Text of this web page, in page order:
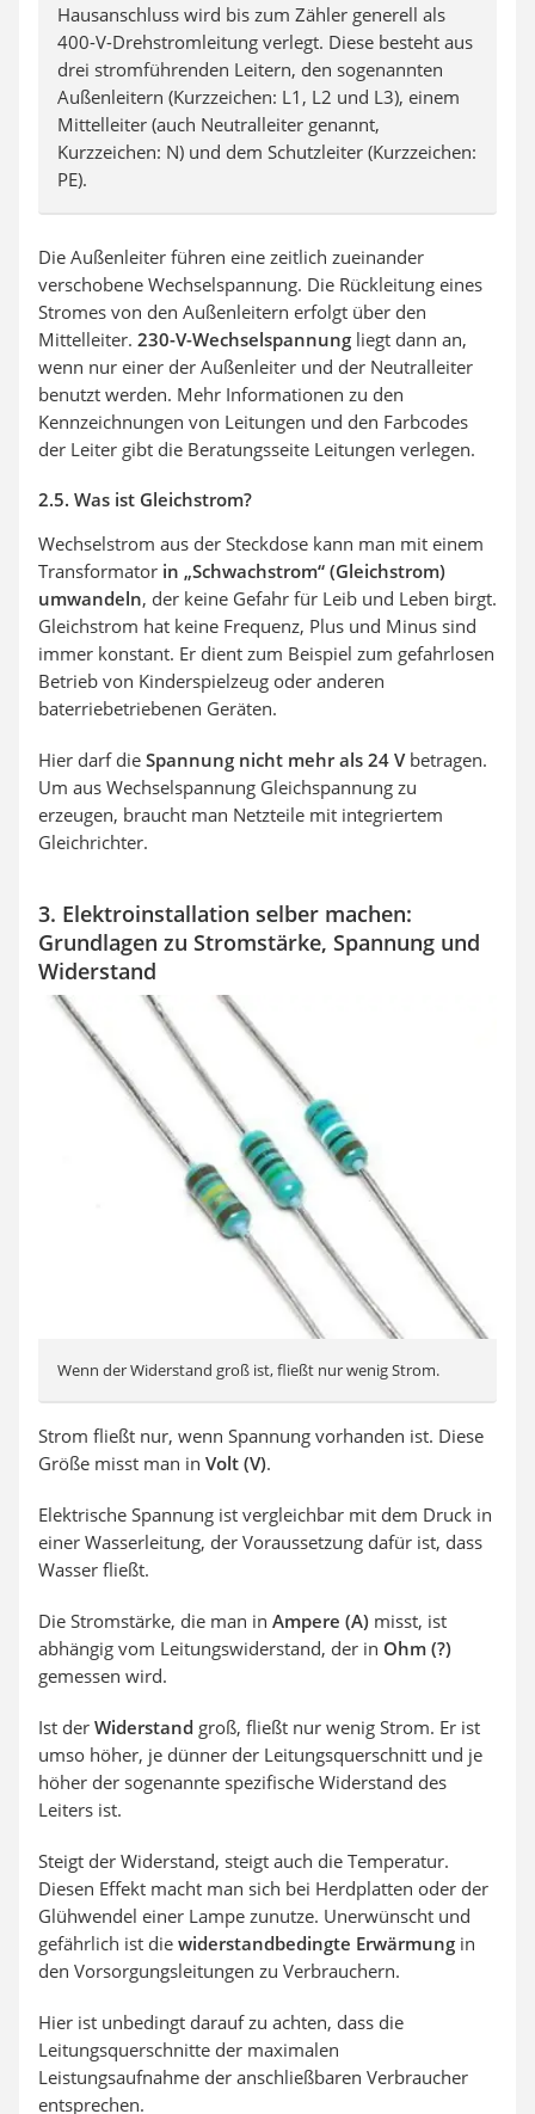
Hausanschluss wird bis zum Zähler generell als
400-V-Drehstromleitung verlegt. Diese besteht aus
drei stromführenden Leitern, den sogenannten
Außenleitern (Kurzzeichen: L1, L2 und L3), einem
Mittelleiter (auch Neutralleiter genannt,
Kurzzeichen: N) und dem Schutzleiter (Kurzzeichen:
PE).
Die Außenleiter führen eine zeitlich zueinander
verschobene Wechselspannung. Die Rückleitung eines
Stromes von den Außenleitern erfolgt über den
Mittelleiter. 230-V-Wechselspannung liegt dann an,
wenn nur einer der Außenleiter und der Neutralleiter
benutzt werden. Mehr Informationen zu den
Kennzeichnungen von Leitungen und den Farbcodes
der Leiter gibt die Beratungsseite Leitungen verlegen.
2.5. Was ist Gleichstrom?
Wechselstrom aus der Steckdose kann man mit einem
Transformator in „Schwachstrom“ (Gleichstrom)
umwandeln, der keine Gefahr für Leib und Leben birgt.
Gleichstrom hat keine Frequenz, Plus und Minus sind
immer konstant. Er dient zum Beispiel zum gefahrlosen
Betrieb von Kinderspielzeug oder anderen
baterriebetriebenen Geräten.
Hier darf die Spannung nicht mehr als 24 Vbetragen.
Um aus Wechselspannung Gleichspannung zu
erzeugen, braucht man Netzteile mit integriertem
Gleichrichter.
3. Elektroinstallation selber machen:
Grundlagen zu Stromstärke, Spannung und
Widerstand
Wenn der Widerstand groß ist, fließt nur wenig Strom.
Strom fließt nur, wenn Spannung vorhanden ist. Diese
Größe misst man in Volt (V).
Elektrische Spannung ist vergleichbar mit dem Druck in
einer Wasserleitung, der Voraussetzung dafür ist, dass
Wasser fließt.
Die Stromstärke, die man in Ampere (A) misst, ist
abhängig vom Leitungswiderstand, der in Ohm (?)
gemessen wird.
Ist der Widerstand groß, fließt nur wenig Strom. Er ist
umso höher, je dünner der Leitungsquerschnitt und je
höher der sogenannte spezifische Widerstand des
Leiters ist.
Steigt der Widerstand, steigt auch die Temperatur.
Diesen Effekt macht man sich bei Herdplatten oder der
Glühwendel einer Lampe zunutze. Unerwünscht und
gefährlich ist die widerstandbedingte Erwärmung in
den Vorsorgungsleitungen zu Verbrauchern.
Hier ist unbedingt darauf zu achten, dass die
Leitungsquerschnitte der maximalen
Leistungsaufnahme der anschließbaren Verbraucher
entsprechen.